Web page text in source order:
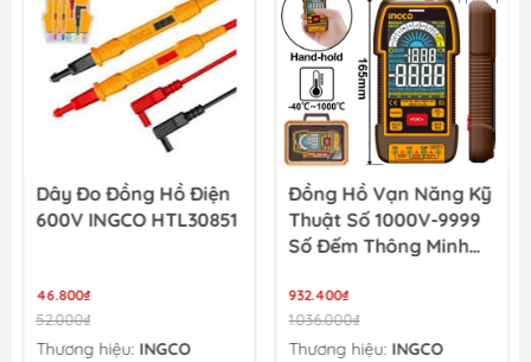
Dây Đo Đồng Hồ Điện
600V INGCO HTL30851
46.800₫
52.000₫
Thương hiệu: INGCO
Đồng Hồ Vạn Năng Kỹ
Thuật Số 1000V-9999
Số Đếm Thông Minh
932.400₫
1.036.000₫
Thương hiệu: INGCO